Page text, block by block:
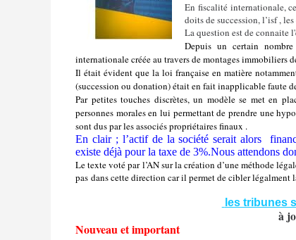
En fiscalité internationale,
doits de succession, l’isf ,
La question est de connaite
Depuis un certain
internationale créée au travers de montages immobiliers
Il était évident que la loi française en matière
(succession ou donation) était en fait inapplicable faute
Par petites touches discrètes, un modèle se met en
personnes morales en lui permettant de prendre une
sont dus par les associés propriétaires finaux .
En clair ; l’actif de la société serait alors
existe déjà pour la taxe de 3%.Nous attendons
Le texte voté par l’AN sur la création d’une méthode
pas dans cette direction car il permet de cibler légalment
les tribunes
à
Nouveau et important